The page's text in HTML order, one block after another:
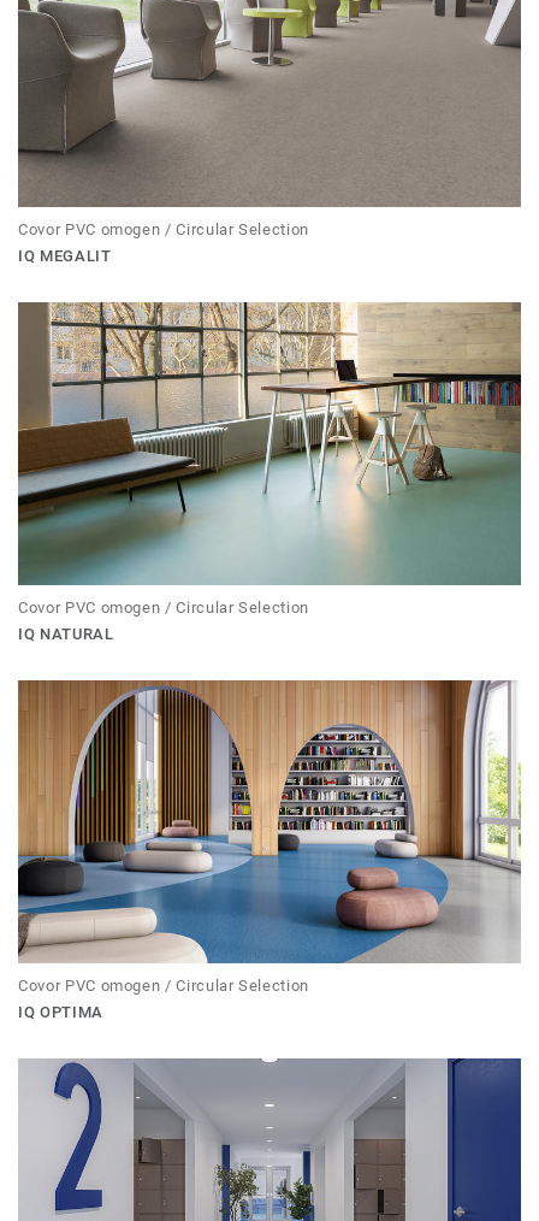
Covor PVC omogen / Circular Selection
IQ MEGALIT
Covor PVC omogen / Circular Selection
IQ NATURAL
Covor PVC omogen / Circular Selection
IQ OPTIMA